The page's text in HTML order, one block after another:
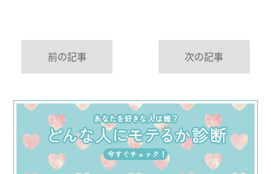
前の記事 次の記事